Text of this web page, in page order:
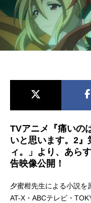
アニメ映画一覧
今期アニメ曜日別一覧
春アニメ
男性声優/女性声優一覧
TVアニメ『痛いの
いと思います。2
ィ。」より、あら
告映像公開！
夕蜜柑先生による小説を
AT-X・ABCテレビ・